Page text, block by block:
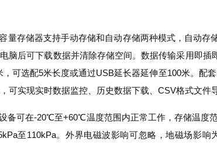
量存储器支持手动存储和自动存储两种模式，自动存
脑后可下载数据并清除存储空间。数据传输采用即
可选配5米长度或通过USB延长器延伸至100米。配
可实现实时数据监控、历史数据下载、CSV格式文件
备可在-20℃至+60℃温度范围内正常工作，存储温
至110kPa。外界电磁波影响可忽略，地磁场影响